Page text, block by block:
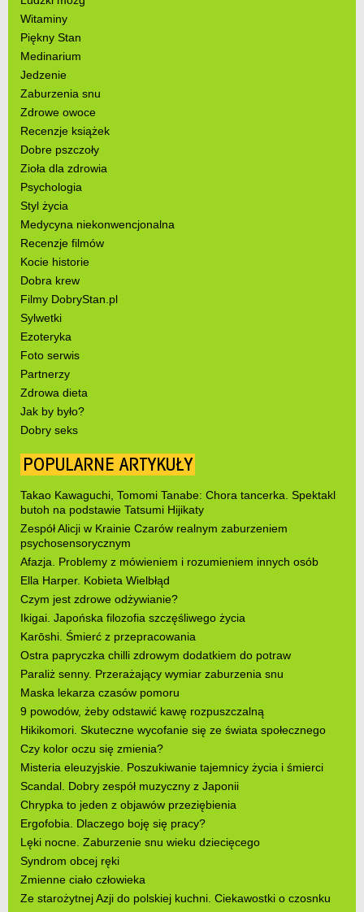
Witaminy
Piękny Stan
Medinarium
Jedzenie
Zaburzenia snu
Zdrowe owoce
Recenzje książek
Dobre pszczoły
Zioła dla zdrowia
Psychologia
Styl życia
Medycyna niekonwencjonalna
Recenzje filmów
Kocie historie
Dobra krew
Filmy DobryStan.pl
Sylwetki
Ezoteryka
Foto serwis
Partnerzy
Zdrowa dieta
Jak by było?
Dobry seks
POPULARNE ARTYKUŁY
Takao Kawaguchi, Tomomi Tanabe: Chora tancerka. Spektakl
butoh na podstawie Tatsumi Hijikaty
Zespół Alicji w Krainie Czarów realnym zaburzeniem
psychosensorycznym
Afazja. Problemy z mówieniem i rozumieniem innych osób
Ella Harper. Kobieta Wielbłąd
Czym jest zdrowe odżywianie?
Ikigai. Japońska filozofia szczęśliwego życia
Karōshi. Śmierć z przepracowania
Ostra papryczka chilli zdrowym dodatkiem do potraw
Paraliż senny. Przerażający wymiar zaburzenia snu
Maska lekarza czasów pomoru
9 powodów, żeby odstawić kawę rozpuszczalną
Hikikomori. Skuteczne wycofanie się ze świata społecznego
Czy kolor oczu się zmienia?
Misteria eleuzyjskie. Poszukiwanie tajemnicy życia i śmierci
Scandal. Dobry zespół muzyczny z Japonii
Chrypka to jeden z objawów przeziębienia
Ergofobia. Dlaczego boję się pracy?
Lęki nocne. Zaburzenie snu wieku dziecięcego
Syndrom obcej ręki
Zmienne ciało człowieka
Ze starożytnej Azji do polskiej kuchni. Ciekawostki o czosnku